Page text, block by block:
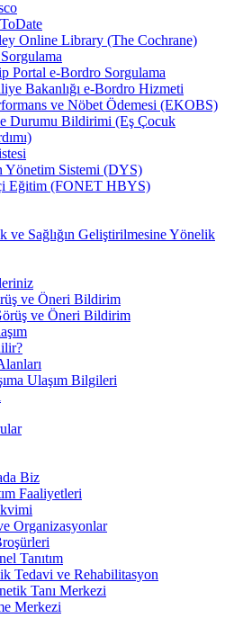
Online Library (The Cochrane)
Portal e-Bordro Sorgulama
Bakanlığı e-Bordro Hizmeti
ve Nöbet Ödemesi (EKOBS)
Durumu Bildirimi (Eş Çocuk
Yönetim Sistemi (DYS)
Eğitim (FONET HBYS)
ve Sağlığın Geliştirilmesine Yönelik
ve Öneri Bildirim
ve Öneri Bildirim
Ulaşım Bilgileri
Biz
Faaliyetleri
Organizasyonlar
Tanıtım
Tedavi ve Rehabilitasyon
Tanı Merkezi
Merkezi